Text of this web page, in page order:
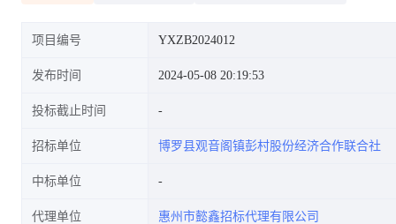
项目编号 YXZB2024012
发布时间 2024-05-08 20:19:53
投标截止时间
招标单位 博罗县观音阁镇彭村股份经济合作联合社
中标单位
代理单位 惠州市懿鑫招标代理有限公司